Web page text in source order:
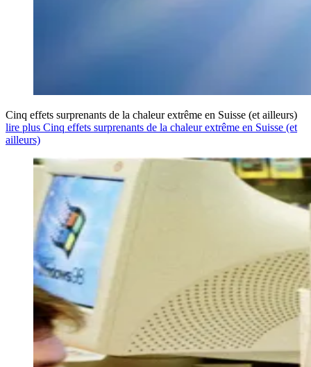
Cinq effets surprenants de la chaleur extrême en Suisse (et ailleurs)
lire plus Cinq effets surprenants de la chaleur extrême en Suisse (et
ailleurs)